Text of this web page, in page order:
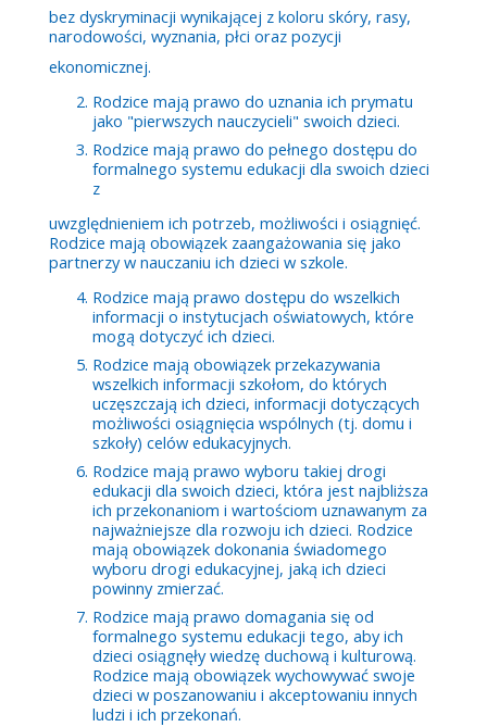
bez dyskryminacji wynikającej z koloru skóry, rasy,
narodowości, wyznania, płci oraz pozycji
ekonomicznej.
Rodzice mają prawo do uznania ich prymatu
jako "pierwszych nauczycieli" swoich dzieci.
Rodzice mają prawo do pełnego dostępu do
formalnego systemu edukacji dla swoich dzieci
z
uwzględnieniem ich potrzeb, możliwości i osiągnięć.
Rodzice mają obowiązek zaangażowania się jako
partnerzy w nauczaniu ich dzieci w szkole.
Rodzice mają prawo dostępu do wszelkich
informacji o instytucjach oświatowych, które
mogą dotyczyć ich dzieci.
Rodzice mają obowiązek przekazywania
wszelkich informacji szkołom, do których
uczęszczają ich dzieci, informacji dotyczących
możliwości osiągnięcia wspólnych (tj. domu i
szkoły) celów edukacyjnych.
Rodzice mają prawo wyboru takiej drogi
edukacji dla swoich dzieci, która jest najbliższa
ich przekonaniom i wartościom uznawanym za
najważniejsze dla rozwoju ich dzieci. Rodzice
mają obowiązek dokonania świadomego
wyboru drogi edukacyjnej, jaką ich dzieci
powinny zmierzać.
Rodzice mają prawo domagania się od
formalnego systemu edukacji tego, aby ich
dzieci osiągnęły wiedzę duchową i kulturową.
Rodzice mają obowiązek wychowywać swoje
dzieci w poszanowaniu i akceptowaniu innych
ludzi i ich przekonań.